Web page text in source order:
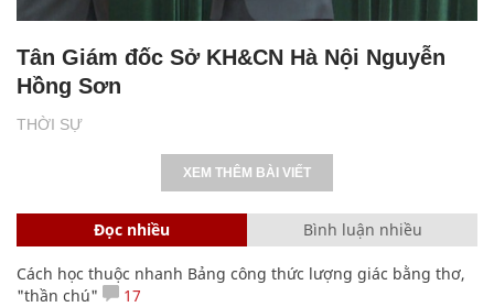
THỜI SỰ
Tân Giám đốc Sở KH&CN Hà Nội Nguyễn
Hồng Sơn
XEM THÊM BÀI VIẾT
Đọc nhiều Bình luận nhiều
Cách học thuộc nhanh Bảng công thức lượng giác bằng thơ,
"thần chú"
17